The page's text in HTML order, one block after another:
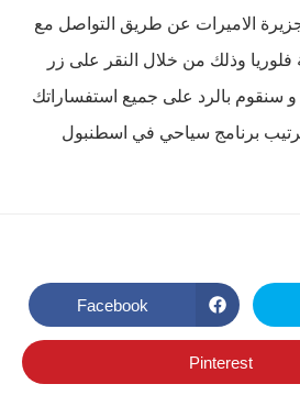
الاميرات عن طريق التواصل مع
وذلك من خلال النقر على زر
سنقوم بالرد على جميع استفساراتك
برنامج سياحي في اسطنبول
Facebook
Pinterest